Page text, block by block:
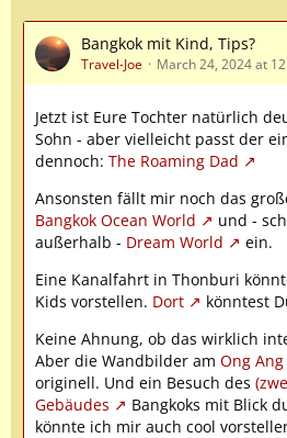
Bangkok mit Kind, Tips?
Travel-Joe March 24, 2024 at
Jetzt ist Eure Tochter natürlich
Sohn - aber vielleicht passt der
dennoch: The Roaming Dad
Ansonsten fällt mir noch das
Bangkok Ocean World
und -
außerhalb - Dream World
ein.
Eine Kanalfahrt in Thonburi
Kids vorstellen. Dort
könntest
Keine Ahnung, ob das wirklich
Aber die Wandbilder am Ong
originell. Und ein Besuch des
Gebäudes
Bangkoks mit Blick
könnte ich mir auch cool